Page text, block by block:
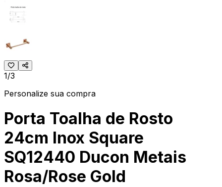
1/3
Personalize sua compra
Porta Toalha de Rosto
24cm Inox Square
SQ12440 Ducon Metais
Rosa/Rose Gold